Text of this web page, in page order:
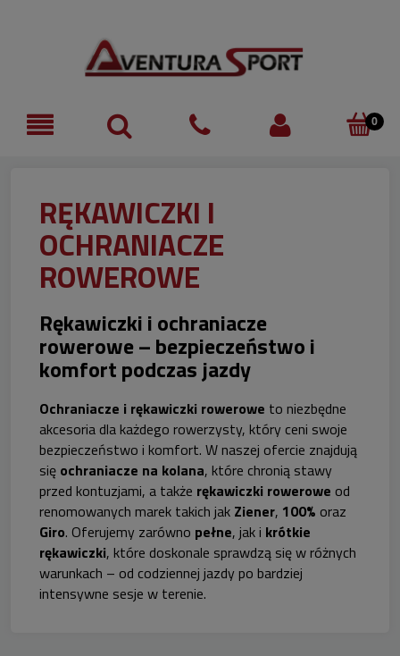
RĘKAWICZKI I
OCHRANIACZE
ROWEROWE
Rękawiczki i ochraniacze
rowerowe – bezpieczeństwo i
komfort podczas jazdy
Ochraniacze i rękawiczki rowerowe to niezbędne
akcesoria dla każdego rowerzysty, który ceni swoje
bezpieczeństwo i komfort. W naszej ofercie znajdują
się ochraniacze na kolana, które chronią stawy
przed kontuzjami, a także rękawiczki rowerowe od
renomowanych marek takich jak Ziener, 100% oraz
Giro. Oferujemy zarówno pełne, jak i krótkie
rękawiczki, które doskonale sprawdzą się w różnych
warunkach – od codziennej jazdy po bardziej
intensywne sesje w terenie.